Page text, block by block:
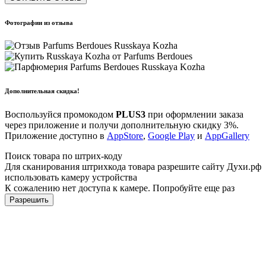
Фотографии из отзыва
Дополнительная скидка!
Воспользуйся промокодом PLUS3 при оформлении заказа
через приложение и получи дополнительную скидку 3%.
Приложение доступно в AppStore, Google Play и AppGallery
Поиск товара по штрих-коду
Для сканирования штрихкода товара разрешите сайту Духи.рф
использовать камеру устройства
К сожалению нет доступа к камере. Попробуйте еще раз
Разрешить